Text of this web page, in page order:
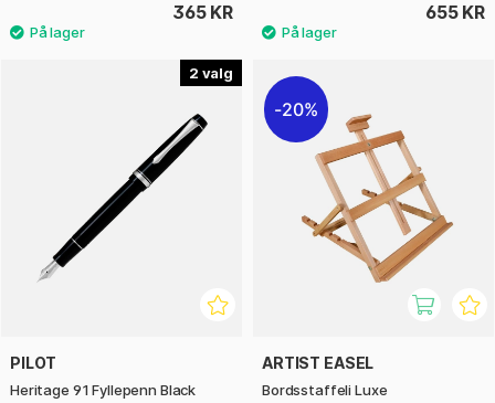
365 KR 655 KR
2
PILOT
Heritage 91 Fyllepenn Black
20%
ARTIST EASEL
Bordsstaffeli Luxe